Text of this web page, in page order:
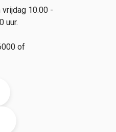
vrijdag 10.00 -
uur.
of